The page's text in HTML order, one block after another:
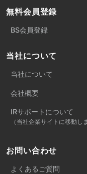
無料会員登録
BS会員登録
当社について
当社について
会社概要
IRサポートについて
（当社企業サイトに移動し
お問い合わせ
よくあるご質問